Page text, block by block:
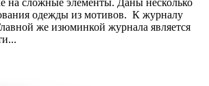
одежды из мотивов. К журналу
же изюминкой журнала является